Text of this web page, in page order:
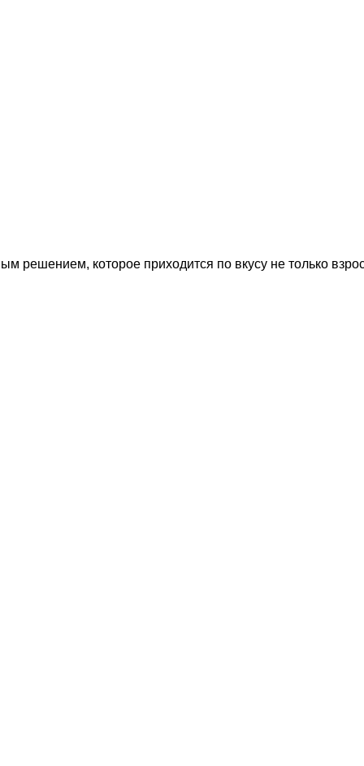
решением, которое приходится по вкусу не только